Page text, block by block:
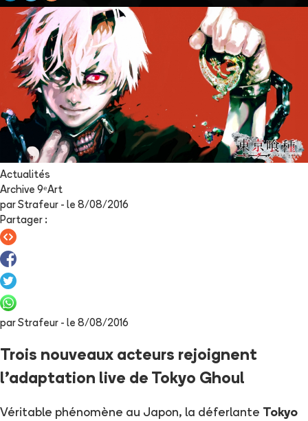
Actualités
Archive 9ᵉArt
par Strafeur - le 8/08/2016
Partager :
par Strafeur - le 8/08/2016
Trois nouveaux acteurs rejoignent
l'adaptation live de Tokyo Ghoul
Véritable phénomène au Japon, la déferlante Tokyo